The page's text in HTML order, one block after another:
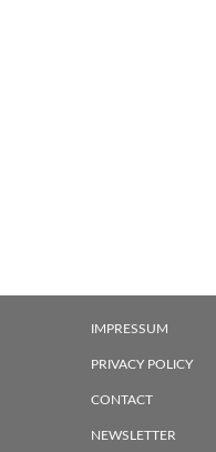
IMPRESSUM
PRIVACY POLICY
CONTACT
NEWSLETTER